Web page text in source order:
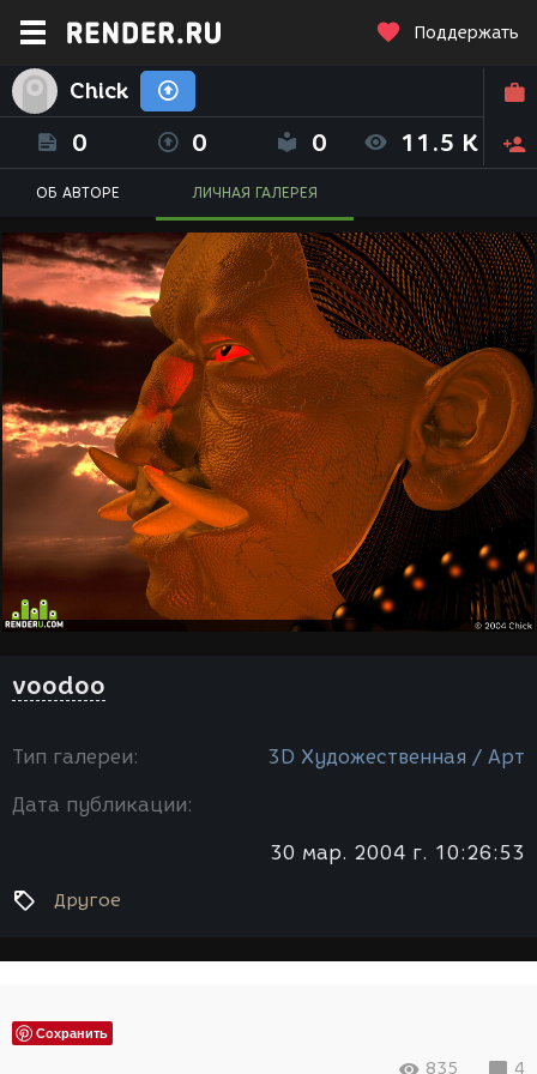
Поддержать
Chick
0 0 0 11.5 K
ОБ АВТОРЕ ЛИЧНАЯ ГАЛЕРЕЯ
voodoo
Тип галереи: 3D Художественная / Арт
Дата публикации:
30 мар. 2004 г. 10:26:53
Другое
Сохранить
835 4